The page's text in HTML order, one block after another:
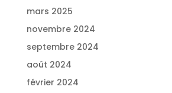
mars 2025
novembre 2024
septembre 2024
août 2024
février 2024